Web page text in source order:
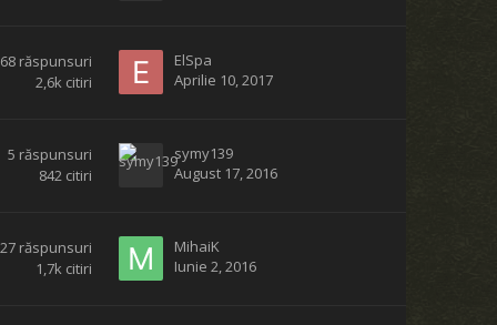
68 răspunsuri
2,6k citiri
ElSpa
Aprilie 10, 2017
5 răspunsuri
842 citiri
symy139
August 17, 2016
27 răspunsuri
1,7k citiri
MihaiK
Iunie 2, 2016